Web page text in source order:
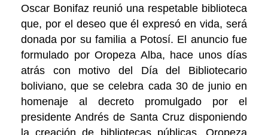
Oscar Bonifaz reunió una respetable biblioteca
que, por el deseo que él expresó en vida, será
donada por su familia a Potosí. El anuncio fue
formulado por Oropeza Alba, hace unos días
atrás con motivo del Día del Bibliotecario
boliviano, que se celebra cada 30 de junio en
homenaje al decreto promulgado por el
presidente Andrés de Santa Cruz disponiendo